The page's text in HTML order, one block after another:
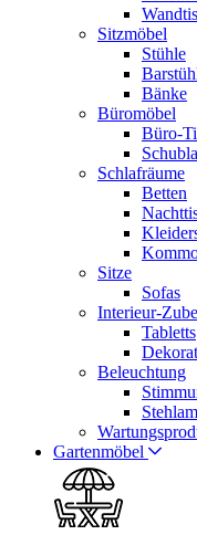
Sitzmöbel
Stühle
Bänke
Büromöbel
Büro-
Schlafräume
Betten
Sitze
Sofas
Interieur-
Tabletts
Beleuchtung
Gartenmöbel